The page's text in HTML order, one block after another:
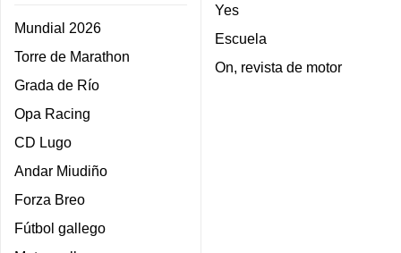
Mundial 2026
Torre de Marathon
Grada de Río
Opa Racing
CD Lugo
Andar Miudiño
Forza Breo
Fútbol gallego
Yes
Escuela
On, revista de motor